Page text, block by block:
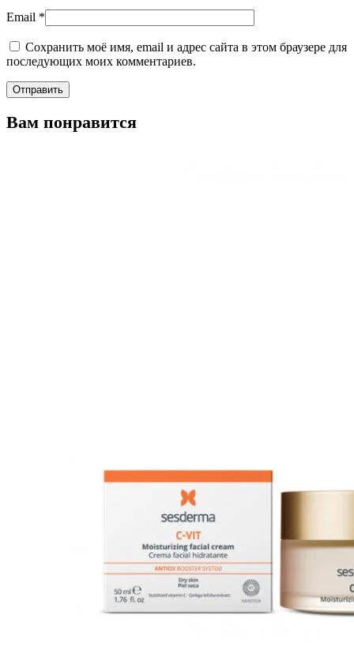
Email *
Сохранить моё имя, email и адрес сайта в этом браузере для
последующих моих комментариев.
Вам понравится